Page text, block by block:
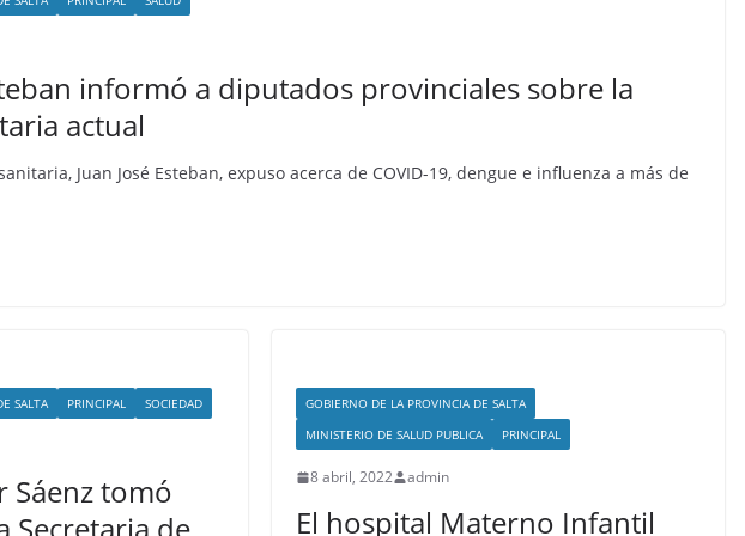
informó a diputados provinciales sobre la
actual
Juan José Esteban, expuso acerca de COVID-19, dengue e influenza a más de
SALTA PRINCIPAL SOCIEDAD
Sáenz tomó
GOBIERNO DE LA PROVINCIA DE SALTA
MINISTERIO DE SALUD PUBLICA
PRINCIPAL
8 abril, 2022 admin
El hospital Materno Infantil